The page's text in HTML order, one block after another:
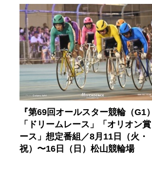
『第69回オールスター競輪（G1
「ドリームレース」「オリオン
ース」想定番組／8月11日（火・
祝）〜16日（日）松山競輪場